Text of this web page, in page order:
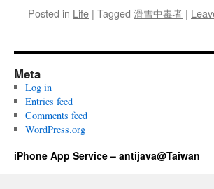
Posted in Life | Tagged 滑雪中毒者 |
Meta
Log in
Entries feed
Comments feed
WordPress.org
iPhone App Service – antijava@Taiwan